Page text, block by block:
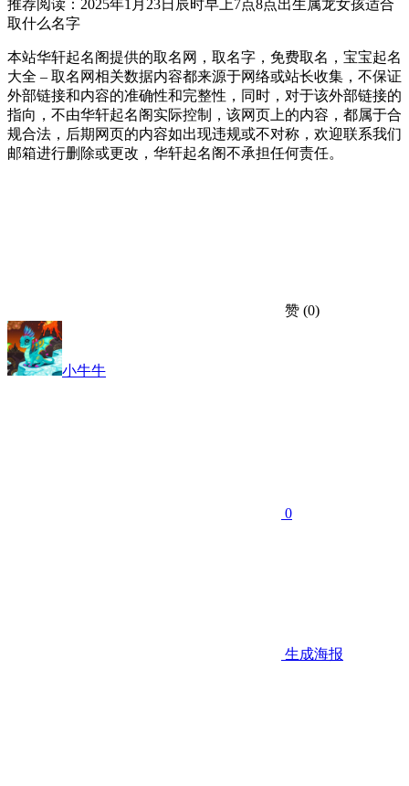
推荐阅读：2025年1月23日辰时早上7点8点出生属龙女孩适合
取什么名字
本站华轩起名阁提供的取名网，取名字，免费取名，宝宝起名
大全 – 取名网相关数据内容都来源于网络或站长收集，不保证
外部链接和内容的准确性和完整性，同时，对于该外部链接的
指向，不由华轩起名阁实际控制，该网页上的内容，都属于合
规合法，后期网页的内容如出现违规或不对称，欢迎联系我们
邮箱进行删除或更改，华轩起名阁不承担任何责任。
赞 (0)
小牛牛
0
生成海报